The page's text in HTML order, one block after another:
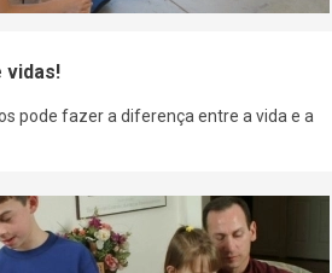
vidas!
pode fazer a diferença entre a vida e a